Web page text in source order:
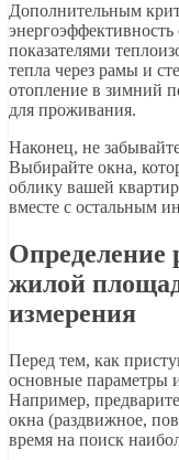
Дополнительным
показателями
тепла через рамы и
отопление в зимний
для проживания.
Наконец, не
Выбирайте окна,
облику вашей
вместе с остальным
Определение
жилой
измерения
Перед тем, как
основные параметры
Например,
окна (раздвижное,
время на поиск